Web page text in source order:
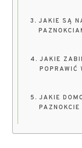
JAKIE SĄ
JAKIE
POPRAWIĆ
JAKIE
PAZNOKCIE